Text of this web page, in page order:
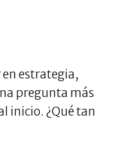
estrategia,
pregunta más
inicio. ¿Qué tan